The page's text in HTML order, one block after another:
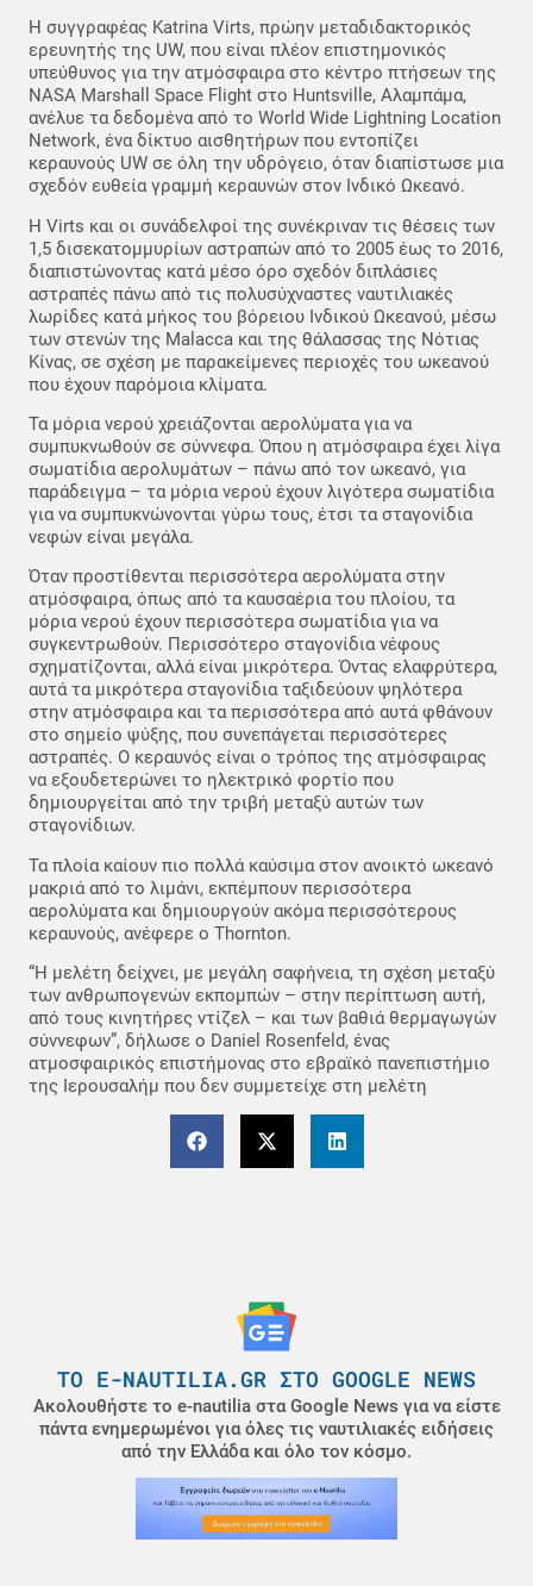
Η συγγραφέας Katrina Virts, πρώην μεταδιδακτορικός
ερευνητής της UW, που είναι πλέον επιστημονικός
υπεύθυνος για την ατμόσφαιρα στο κέντρο πτήσεων της
NASA Marshall Space Flight στο Huntsville, Αλαμπάμα,
ανέλυε τα δεδομένα από το World Wide Lightning Location
Network, ένα δίκτυο αισθητήρων που εντοπίζει
κεραυνούς UW σε όλη την υδρόγειο, όταν διαπίστωσε μια
σχεδόν ευθεία γραμμή κεραυνών στον Ινδικό Ωκεανό.
Η Virts και οι συνάδελφοί της συνέκριναν τις θέσεις των
1,5 δισεκατομμυρίων αστραπών από το 2005 έως το 2016,
διαπιστώνοντας κατά μέσο όρο σχεδόν διπλάσιες
αστραπές πάνω από τις πολυσύχναστες ναυτιλιακές
λωρίδες κατά μήκος του βόρειου Ινδικού Ωκεανού, μέσω
των στενών της Malacca και της θάλασσας της Νότιας
Κίνας, σε σχέση με παρακείμενες περιοχές του ωκεανού
που έχουν παρόμοια κλίματα.
Τα μόρια νερού χρειάζονται αερολύματα για να
συμπυκνωθούν σε σύννεφα. Όπου η ατμόσφαιρα έχει λίγα
σωματίδια αερολυμάτων – πάνω από τον ωκεανό, για
παράδειγμα – τα μόρια νερού έχουν λιγότερα σωματίδια
για να συμπυκνώνονται γύρω τους, έτσι τα σταγονίδια
νεφών είναι μεγάλα.
Όταν προστίθενται περισσότερα αερολύματα στην
ατμόσφαιρα, όπως από τα καυσαέρια του πλοίου, τα
μόρια νερού έχουν περισσότερα σωματίδια για να
συγκεντρωθούν. Περισσότερο σταγονίδια νέφους
σχηματίζονται, αλλά είναι μικρότερα. Όντας ελαφρύτερα,
αυτά τα μικρότερα σταγονίδια ταξιδεύουν ψηλότερα
στην ατμόσφαιρα και τα περισσότερα από αυτά φθάνουν
στο σημείο ψύξης, που συνεπάγεται περισσότερες
αστραπές. Ο κεραυνός είναι ο τρόπος της ατμόσφαιρας
να εξουδετερώνει το ηλεκτρικό φορτίο που
δημιουργείται από την τριβή μεταξύ αυτών των
σταγονίδιων.
Τα πλοία καίουν πιο πολλά καύσιμα στον ανοικτό ωκεανό
μακριά από το λιμάνι, εκπέμπουν περισσότερα
αερολύματα και δημιουργούν ακόμα περισσότερους
κεραυνούς, ανέφερε ο Thornton.
“Η μελέτη δείχνει, με μεγάλη σαφήνεια, τη σχέση μεταξύ
των ανθρωπογενών εκπομπών – στην περίπτωση αυτή,
από τους κινητήρες ντίζελ – και των βαθιά θερμαγωγών
σύννεφων”, δήλωσε ο Daniel Rosenfeld, ένας
ατμοσφαιρικός επιστήμονας στο εβραϊκό πανεπιστήμιο
της Ιερουσαλήμ που δεν συμμετείχε στη μελέτη
ΤΟ E-NAUTILIA.GR ΣΤΟ GOOGLE NEWS
Ακολουθήστε το e-nautilia στα Google News για να είστε
πάντα ενημερωμένοι για όλες τις ναυτιλιακές ειδήσεις
από την Ελλάδα και όλο τον κόσμο.